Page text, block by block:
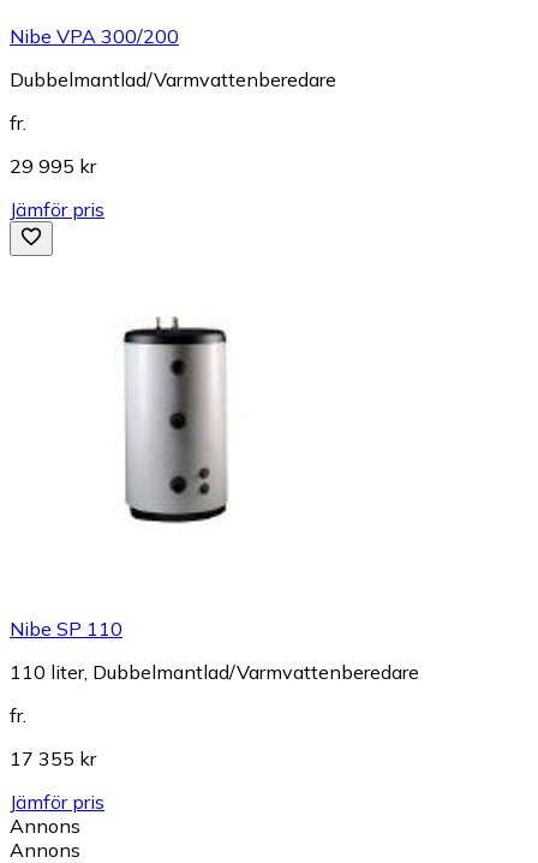
Nibe VPA 300/200
Dubbelmantlad/Varmvattenberedare
fr.
29 995 kr
Jämför pris
Nibe SP 110
110 liter, Dubbelmantlad/Varmvattenberedare
fr.
17 355 kr
Jämför pris
Annons
Annons